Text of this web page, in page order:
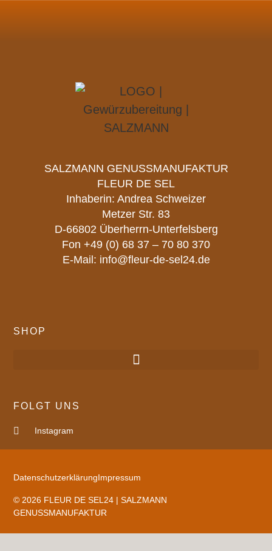
SALZMANN GENUSSMANUFAKTUR
FLEUR DE SEL
Inhaberin: Andrea Schweizer
Metzer Str. 83
D-66802 Überherrn-Unterfelsberg
Fon +49 (0) 68 37 – 70 80 370
E-Mail: info@fleur-de-sel24.de
SHOP
FOLGT UNS
Instagram
© 2026 FLEUR DE SEL24 | SALZMANN
GENUSSMANUFAKTUR
DatenschutzerklärungImpressum